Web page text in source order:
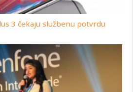
3 čekaju službenu potvrdu